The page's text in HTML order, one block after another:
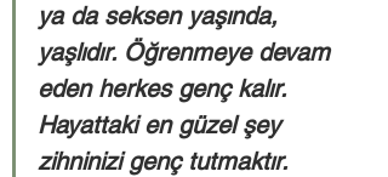
ya da seksen yaşında,
yaşlıdır. Öğrenmeye devam
eden herkes genç kalır.
Hayattaki en güzel şey
zihninizi genç tutmaktır.